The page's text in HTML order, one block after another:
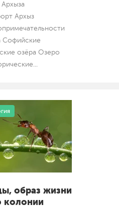
Архыз
Софийские
озёра Озеро
...
образ жизни
колонии